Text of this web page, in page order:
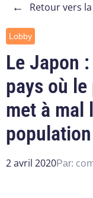
← Retour vers
Lobby
Le Japon
pays où
met à mal
population
2 avril 2020Par: